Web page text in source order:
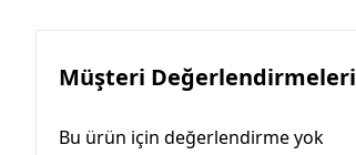
Müşteri Değerlendirmeleri
Bu ürün için değerlendirme yok